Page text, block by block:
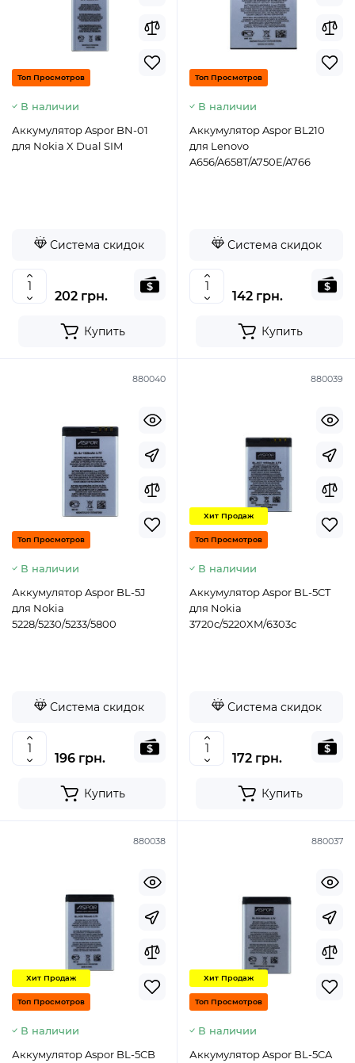
Топ Просмотров
В наличии
Аккумулятор Aspor BN-01
для Nokia X Dual SIM
Система скидок
202 грн.
Купить
Топ Просмотров
В наличии
Аккумулятор Aspor BL210
для Lenovo
A656/A658T/A750E/A766
Система скидок
142 грн.
Купить
880040
Топ Просмотров
В наличии
Аккумулятор Aspor BL-5J
для Nokia
5228/5230/5233/5800
Система скидок
196 грн.
Купить
880039
Хит Продаж
Топ Просмотров
В наличии
Аккумулятор Aspor BL-5CT
для Nokia
3720c/5220XM/6303c
Система скидок
172 грн.
Купить
880038
Хит Продаж
Топ Просмотров
В наличии
Аккумулятор Aspor BL-5CB
880037
Хит Продаж
Топ Просмотров
В наличии
Аккумулятор Aspor BL-5CA